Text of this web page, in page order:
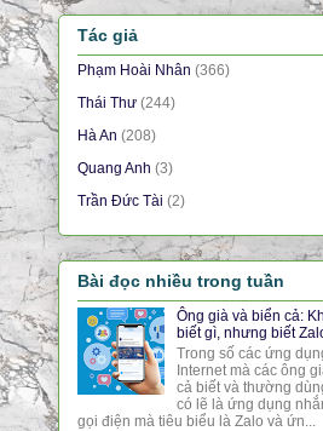
Tác giả
Phạm Hoài Nhân (366)
Thái Thư (244)
Hà An (208)
Quang Anh (3)
Trần Đức Tài (2)
Bài đọc nhiều trong tuần
Ông già và biển cả:
biết gì, nhưng biết
Trong số các ứng
Internet mà các ông
cả biết và thường
có lẽ là ứng dụng
gọi điện mà tiêu biểu là Zalo và ứn...